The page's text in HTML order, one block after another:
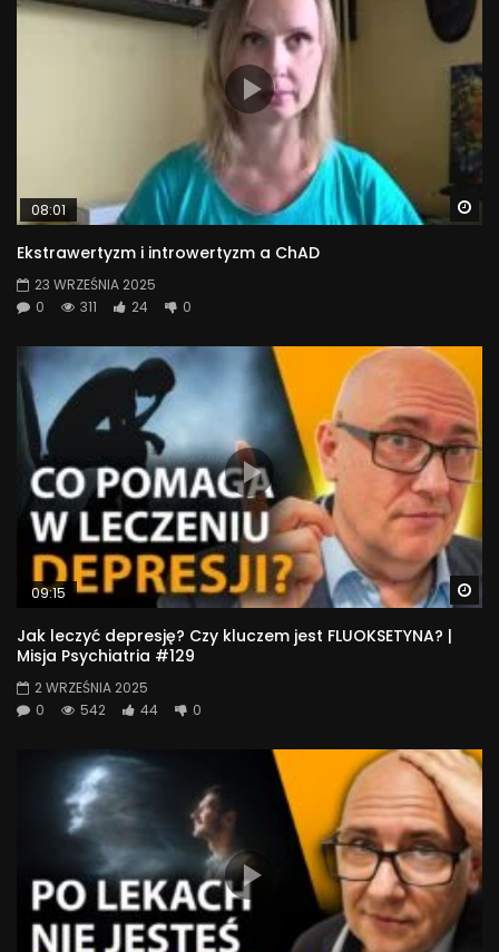
08:01
Ekstrawertyzm i introwertyzm a ChAD
23 WRZEŚNIA 2025
0
311 24 0
09:15
Jak leczyć depresję? Czy kluczem jest FLUOKSETYNA? |
Misja Psychiatria #129
2 WRZEŚNIA 2025
0
542 44 0